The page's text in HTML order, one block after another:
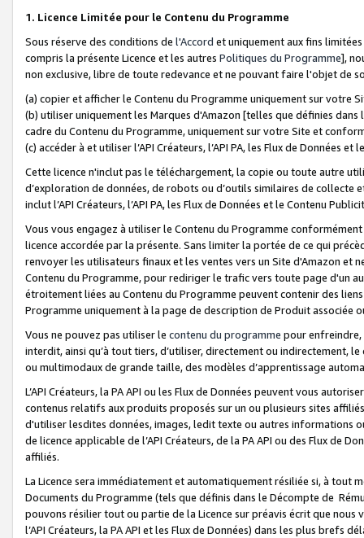
1. Licence Limitée pour le Contenu du Programme
Sous réserve des conditions de l'Accord et uniquement aux fins
compris la présente Licence et les autres Politiques du Programme],
non exclusive, libre de toute redevance et ne pouvant faire l'objet de
(a) copier et afficher le Contenu du Programme uniquement sur votre
(b) utiliser uniquement les Marques d'Amazon [telles que définies dans
cadre du Contenu du Programme, uniquement sur votre Site et
(c) accéder à et utiliser l’API Créateurs, l’API PA, les Flux de Données
Cette licence n'inclut pas le téléchargement, la copie ou toute autre
d’exploration de données, de robots ou d’outils similaires de
inclut l’API Créateurs, l’API PA, les Flux de Données et le Contenu
Vous vous engagez à utiliser le Contenu du Programme
licence accordée par la présente. Sans limiter la portée de ce qui
renvoyer les utilisateurs finaux et les ventes vers un Site d'Amazon et
Contenu du Programme, pour rediriger le trafic vers toute page d'un
étroitement liées au Contenu du Programme peuvent contenir des
Programme uniquement à la page de description de Produit associée
Vous ne pouvez pas utiliser le contenu du programme pour
interdit, ainsi qu’à tout tiers, d’utiliser, directement ou indirectement,
ou multimodaux de grande taille, des modèles d’apprentissage
L’API Créateurs, la PA API ou les Flux de Données peuvent vous
contenus relatifs aux produits proposés sur un ou plusieurs sites
d'utiliser lesdites données, images, ledit texte ou autres informations
de licence applicable de l’API Créateurs, de la PA API ou des Flux de
affiliés.
La Licence sera immédiatement et automatiquement résiliée si, à
Documents du Programme (tels que définis dans le Décompte de
pouvons résilier tout ou partie de la Licence sur préavis écrit que
l’API Créateurs, la PA API et les Flux de Données) dans les plus